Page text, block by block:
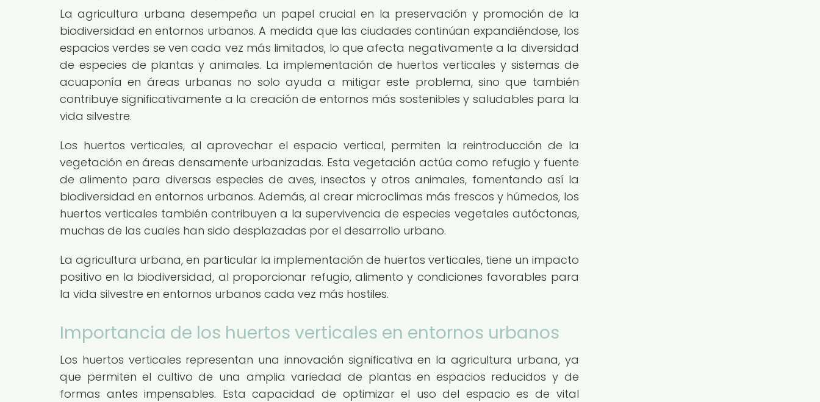
La agricultura urbana desempeña un papel crucial en la preservación y promoción de la
biodiversidad en entornos urbanos. A medida que las ciudades continúan expandiéndose, los
espacios verdes se ven cada vez más limitados, lo que afecta negativamente a la diversidad
de especies de plantas y animales. La implementación de huertos verticales y sistemas de
acuaponía en áreas urbanas no solo ayuda a mitigar este problema, sino que también
contribuye significativamente a la creación de entornos más sostenibles y saludables para la
vida silvestre.
Los huertos verticales, al aprovechar el espacio vertical, permiten la reintroducción de la
vegetación en áreas densamente urbanizadas. Esta vegetación actúa como refugio y fuente
de alimento para diversas especies de aves, insectos y otros animales, fomentando así la
biodiversidad en entornos urbanos. Además, al crear microclimas más frescos y húmedos, los
huertos verticales también contribuyen a la supervivencia de especies vegetales autóctonas,
muchas de las cuales han sido desplazadas por el desarrollo urbano.
La agricultura urbana, en particular la implementación de huertos verticales, tiene un impacto
positivo en la biodiversidad, al proporcionar refugio, alimento y condiciones favorables para
la vida silvestre en entornos urbanos cada vez más hostiles.
Importancia de los huertos verticales en entornos urbanos
Los huertos verticales representan una innovación significativa en la agricultura urbana, ya
que permiten el cultivo de una amplia variedad de plantas en espacios reducidos y de
formas antes impensables. Esta capacidad de optimizar el uso del espacio es de vital